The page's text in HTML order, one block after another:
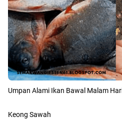
Umpan Alami Ikan Bawal Malam
Keong Sawah